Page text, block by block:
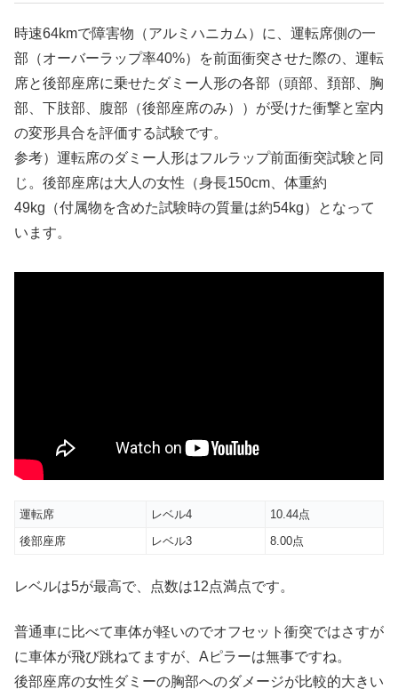
時速64kmで障害物（アルミハニカム）に、運転席側の一
部（オーバーラップ率40%）を前面衝突させた際の、運転
席と後部座席に乗せたダミー人形の各部（頭部、頚部、胸
部、下肢部、腹部（後部座席のみ））が受けた衝撃と室内
の変形具合を評価する試験です。
参考）運転席のダミー人形はフルラップ前面衝突試験と同
じ。後部座席は大人の女性（身長150cm、体重約
49kg（付属物を含めた試験時の質量は約54kg）となって
います。
運転席 レベル4
10.44点
後部座席
レベル3 8.00点
レベルは5が最高で、点数は12点満点です。
普通車に比べて車体が軽いのでオフセット衝突ではさすが
に車体が飛び跳ねてますが、Aピラーは無事ですね。
後部座席の女性ダミーの胸部へのダメージが比較的大きい